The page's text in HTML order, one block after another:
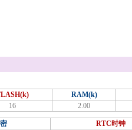
RAM(k)
16 2.00
RTC时钟